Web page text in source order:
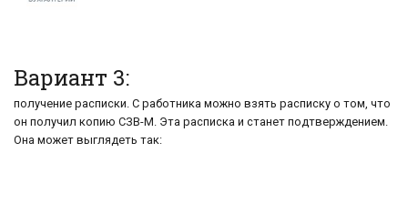
Вариант 3:
получение расписки. С работника можно взять расписку о том, что
он получил копию СЗВ-М. Эта расписка и станет подтверждением.
Она может выглядеть так: